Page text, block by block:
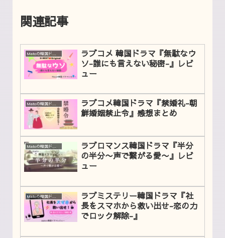
関連記事
Matoの韓国ドラマレビュー
ラブコメ 韓国ドラマ『無駄なウ
ソ-誰にも言えない秘密-』レビ
ュー
ラブコメ韓国ドラマ『禁婚礼-朝
鮮婚姻禁止令』感想まとめ
Matoの韓国ドラマレビュー
ラブロマンス韓国ドラマ『半分
の半分〜声で繋がる愛〜』レビ
ュー
ラブミステリー韓国ドラマ『社
長をスマホから救い出せ-恋の力
でロック解除-』